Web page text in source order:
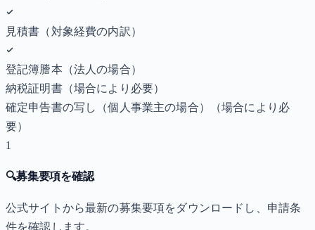
見積書（対象経費の内訳）
登記簿謄本（法人の場合）
納税証明書（場合により必要）
確定申告書の写し（個人事業主の場合）
（場合により必
要）
1
🔍募集要項を確認
公式サイトから最新の募集要項をダウンロードし、申請条
件を確認します。